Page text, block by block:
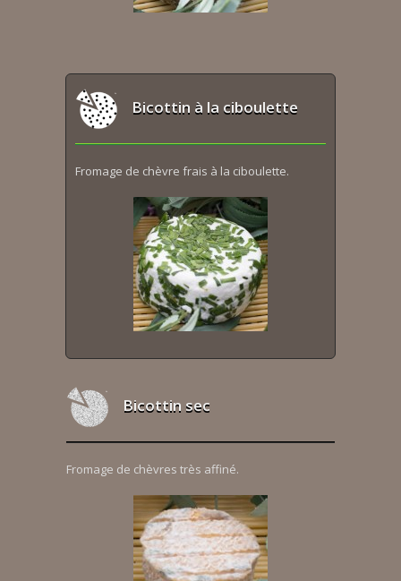
Bicottin à la ciboulette
Fromage de chèvre frais à la ciboulette.
Bicottin sec
Fromage de chèvres très affiné.